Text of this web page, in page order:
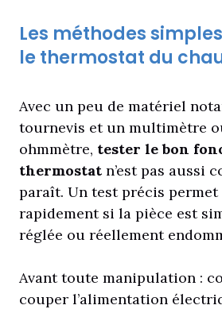
Les méthodes
le thermostat du
Avec un peu de matériel
tournevis et un multimètre
ohmmètre, tester le bon
thermostat n’est pas aussi
paraît. Un test précis
rapidement si la pièce est
réglée ou réellement
Avant toute manipulation :
couper l’alimentation